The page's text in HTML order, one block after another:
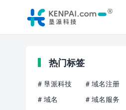
热门标签
# 垦派科技 # 域名注册
# 域名
# 域名服务